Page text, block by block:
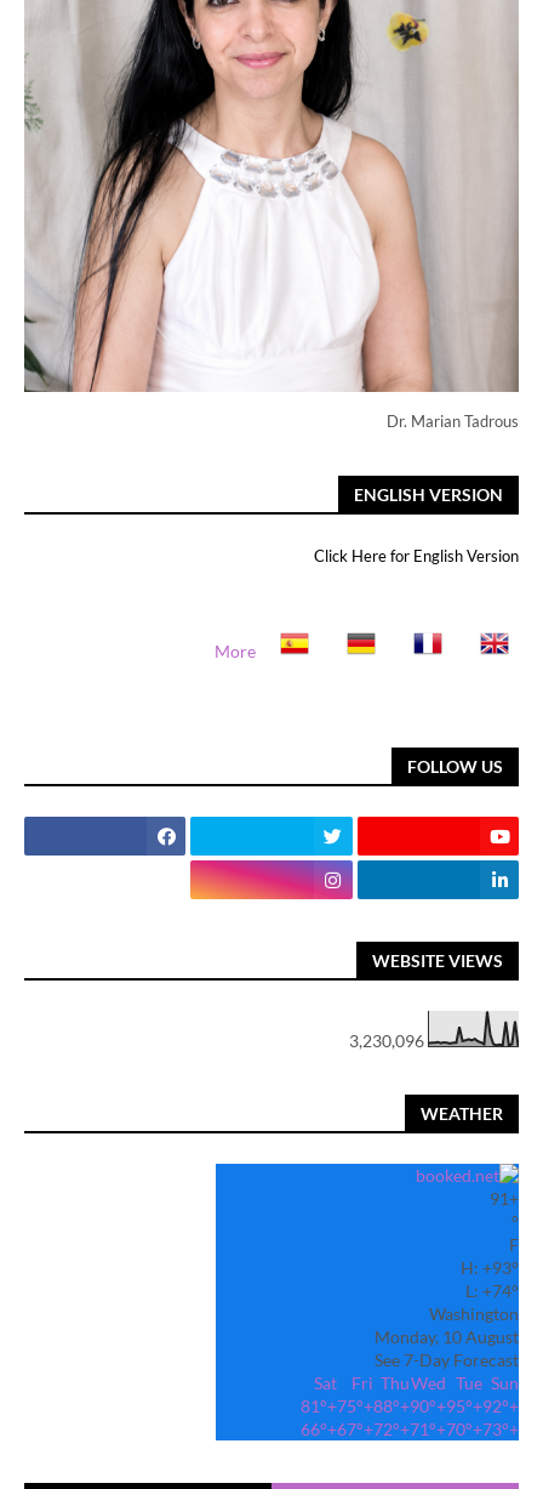
Dr. Marian Tadrous
ENGLISH VERSION
Click Here for English Version
More
FOLLOW US
WEBSITE VIEWS
3,230,096
WEATHER
+
91
°
F
H: +93°
L: +74°
Washington
Monday, 10 August
See 7-Day Forecast
Sun
Tue
Wed
Thu
Fri
Sat
+
92°
+
95°
+
90°
+
88°
+
75°
+
81°
+
73°
+
70°
+
71°
+
72°
+
67°
+
66°